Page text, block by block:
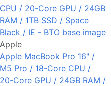
Apple
Apple MacBook Pro 16" /
M5 Pro / 18-Core CPU /
20-Core GPU / 24GB RAM /